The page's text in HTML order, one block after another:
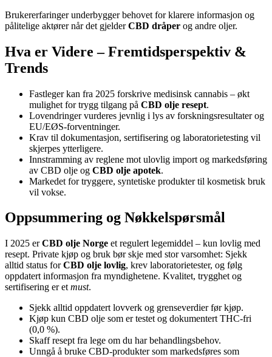
Brukererfaringer underbygger behovet for klarere informasjon og
pålitelige aktører når det gjelderCBD dråper og andre oljer.
Hva er Videre – Fremtidsperspektiv &
Trends
Fastleger kan fra 2025 forskrive medisinsk cannabis – økt
mulighet for trygg tilgang på CBD olje resept.
Lovendringer vurderes jevnlig i lys av forskningsresultater og
EU/EØS-forventninger.
Krav til dokumentasjon, sertifisering og laboratorietesting vil
skjerpes ytterligere.
Innstramming av reglene mot ulovlig import og markedsføring
av CBD olje og CBD olje apotek.
Markedet for tryggere, syntetiske produkter til kosmetisk bruk
vil vokse.
Oppsummering og Nøkkelspørsmål
I 2025 erCBD olje Norge et regulert legemiddel – kun lovlig med
resept. Private kjøp og bruk bør skje med stor varsomhet: Sjekk
alltid status forCBD olje lovlig, krev laboratorietester, og følg
oppdatert informasjon fra myndighetene. Kvalitet, trygghet og
sertifisering er et must.
Sjekk alltid oppdatert lovverk og grenseverdier før kjøp.
Kjøp kun CBD olje som er testet og dokumentert THC-fri
(0,0 %).
Skaff resept fra lege om du har behandlingsbehov.
Unngå å bruke CBD-produkter som markedsføres som